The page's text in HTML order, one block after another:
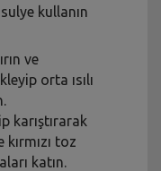
kullanın
ve
orta ısılı
karıştırarak
toz
katın.